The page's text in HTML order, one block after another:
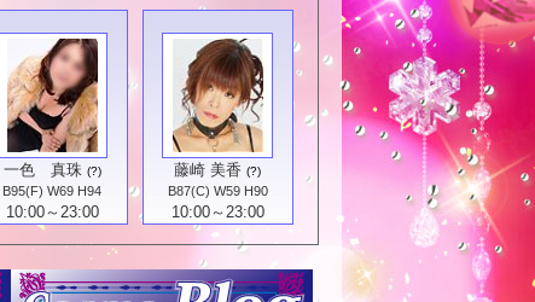
一色 真珠 (?)
B95(F) W69 H94
10:00～23:00
藤崎 美香 (?)
B87(C) W59 H90
10:00～23:00